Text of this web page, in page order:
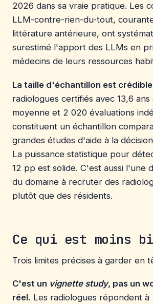
2026 dans sa vraie pratique. Les
LLM-contre-rien-du-tout,
littérature antérieure, ont
surestimé l'apport des LLMs en
médecins de leurs ressources
La taille d'échantillon est
radiologues certifiés avec 13,6
moyenne et 2 020 évaluations
constituent un échantillon
grandes études d'aide à la
La puissance statistique pour
12 pp est solide. C'est aussi l'une
du domaine à recruter des
plutôt que des résidents.
Ce qui est moins
Trois limites précises à garder en
C'est un vignette study, pas un
réel. Les radiologues répondent à